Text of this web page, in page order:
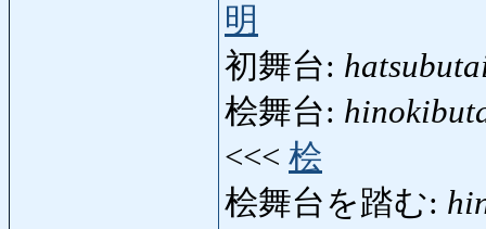
明
初舞台:
桧舞台:
<<< 桧
桧舞台を踏む: